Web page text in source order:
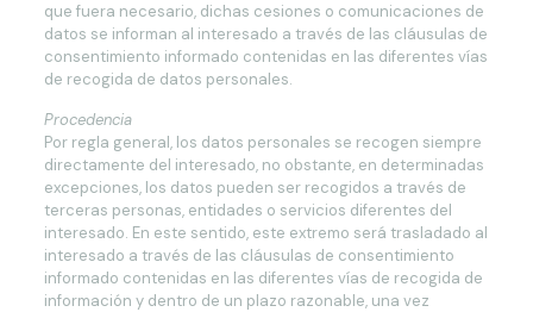
que fuera necesario, dichas cesiones o comunicaciones de
datos se informan al interesado a través de las cláusulas de
consentimiento informado contenidas en las diferentes vías
de recogida de datos personales.
Procedencia
Por regla general, los datos personales se recogen siempre
directamente del interesado, no obstante, en determinadas
excepciones, los datos pueden ser recogidos a través de
terceras personas, entidades o servicios diferentes del
interesado. En este sentido, este extremo será trasladado al
interesado a través de las cláusulas de consentimiento
informado contenidas en las diferentes vías de recogida de
información y dentro de un plazo razonable, una vez